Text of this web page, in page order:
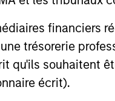
financiers
trésorerie
qu'ils souhaitent
écrit).
that the